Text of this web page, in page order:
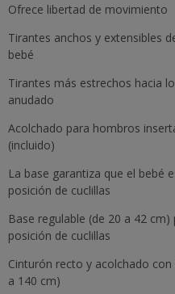
Ofrece libertad de movimiento
Tirantes anchos y extensibles
bebé
Tirantes más estrechos hacia
anudado
Acolchado para hombros
(incluido)
La base garantiza que el bebé
posición de cuclillas
Base regulable (de 20 a 42
posición de cuclillas
Cinturón recto y acolchado
a 140 cm)